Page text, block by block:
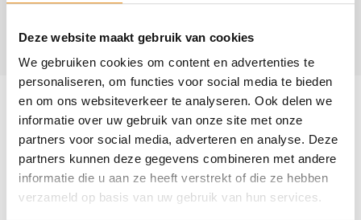
Deze website maakt gebruik van cookies
We gebruiken cookies om content en advertenties te
personaliseren, om functies voor social media te bieden
en om ons websiteverkeer te analyseren. Ook delen we
informatie over uw gebruik van onze site met onze
partners voor social media, adverteren en analyse. Deze
partners kunnen deze gegevens combineren met andere
informatie die u aan ze heeft verstrekt of die ze hebben
verzameld op basis van uw gebruik van hun services.
gaby.roelens@telenet.be
Aankomende wandeltochten van deze
club
Gewijzigd
17e Herfstwandeling